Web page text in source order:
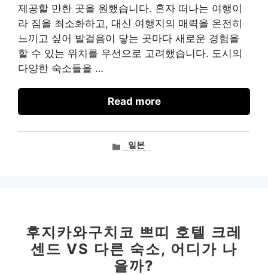
제공할 만한 곳을 원했습니다. 혼자 떠나는 여행이
라 짐을 최소화하고, 대신 여행지의 매력을 온전히
느끼고 싶어 발걸음이 닿는 곳마다 새로운 경험을
할 수 있는 위치를 우선으로 고려했습니다. 도시의
다양한 숙소들을 …
Read more
카일본
후지카와구치코 쁘띠 호텔 크레
센드 VS 다른 숙소, 어디가 나
을까?